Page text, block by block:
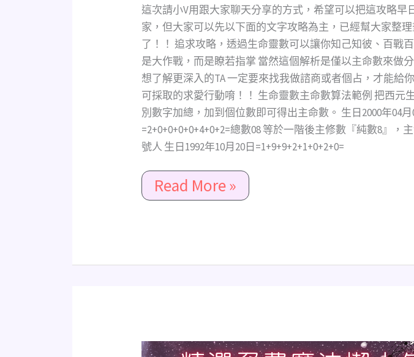
這次請小V用跟大家聊天分享的方式，希望可以把這攻略早
家，但大家可以先以下面的文字攻略為主，已經幫大家整
了！！ 追求攻略，透過生命靈數可以讓你知己知彼、百戰
是大作戰，而是瞭若指掌 當然這個解析是僅以主命數來做
想了解更深入的TA 一定要來找我做諮商或者個占，才能給
可採取的求愛行動唷！！ 生命靈數主命數算法範例 把西元
別數字加總，加到個位數即可得出主命數。 生日2000年04月
=2+0+0+0+0+4+0+2=總數08 等於一階後主修數『純數8』，
號人 生日1992年10月20日=1+9+9+2+1+0+2+0=
人，
最
強
攻
心
術，
全
程
追
重
點！
Read More »
《精